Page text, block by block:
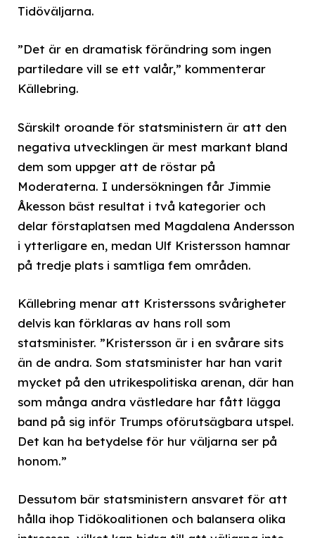
Tidöväljarna.
”Det är en dramatisk förändring som ingen
partiledare vill se ett valår,” kommenterar
Källebring.
Särskilt oroande för statsministern är att den
negativa utvecklingen är mest markant bland
dem som uppger att de röstar på
Moderaterna. I undersökningen får Jimmie
Åkesson bäst resultat i två kategorier och
delar förstaplatsen med Magdalena Andersson
i ytterligare en, medan Ulf Kristersson hamnar
på tredje plats i samtliga fem områden.
Källebring menar att Kristerssons svårigheter
delvis kan förklaras av hans roll som
statsminister. ”Kristersson är i en svårare sits
än de andra. Som statsminister har han varit
mycket på den utrikespolitiska arenan, där han
som många andra västledare har fått lägga
band på sig inför Trumps oförutsägbara utspel.
Det kan ha betydelse för hur väljarna ser på
honom.”
Dessutom bär statsministern ansvaret för att
hålla ihop Tidökoalitionen och balansera olika